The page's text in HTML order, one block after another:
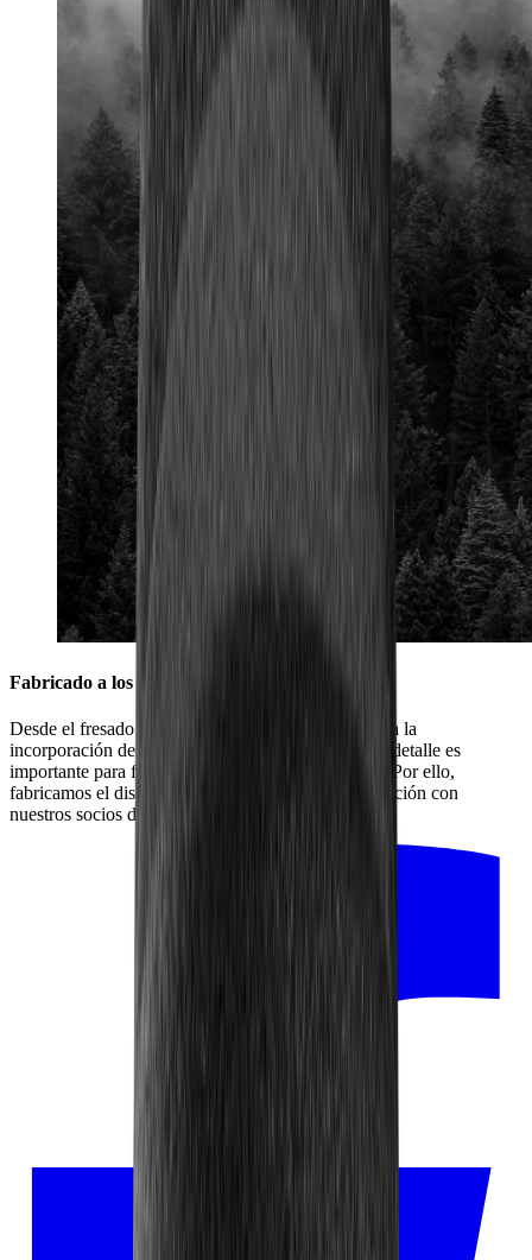
Fabricado a los pies de la Selva Negra
Desde el fresado del disco de acero inoxidable hasta la
incorporación del recubrimiento de diamante: cada detalle es
importante para fabricar el mejor producto posible. Por ello,
fabricamos el disco de diamante grueso en colaboración con
nuestros socios de la región.